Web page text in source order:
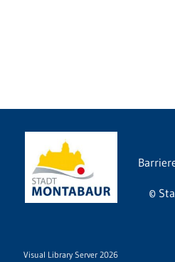
©
Visual Library Server 2026